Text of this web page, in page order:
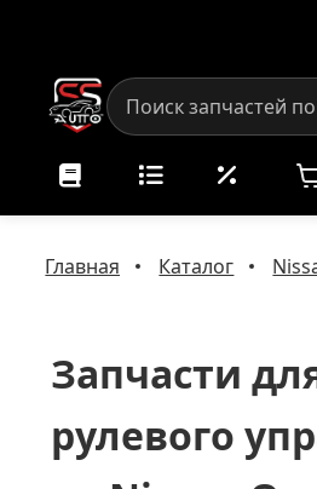
Главная Каталог
Запчасти
рулевого